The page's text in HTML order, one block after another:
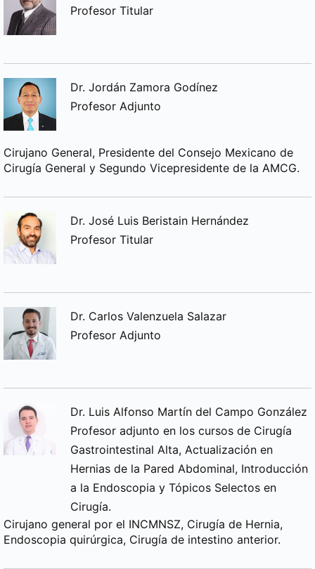
Profesor Titular
Dr. Jordán Zamora Godínez
Profesor Adjunto
Cirujano General, Presidente del Consejo Mexicano de
Cirugía General y Segundo Vicepresidente de la AMCG.
Dr. José Luis Beristain Hernández
Profesor Titular
Dr. Carlos Valenzuela Salazar
Profesor Adjunto
Dr. Luis Alfonso Martín del Campo González
Profesor adjunto en los cursos de Cirugía
Gastrointestinal Alta, Actualización en
Hernias de la Pared Abdominal, Introducción
a la Endoscopia y Tópicos Selectos en
Cirugía.
Cirujano general por el INCMNSZ, Cirugía de Hernia,
Endoscopia quirúrgica, Cirugía de intestino anterior.